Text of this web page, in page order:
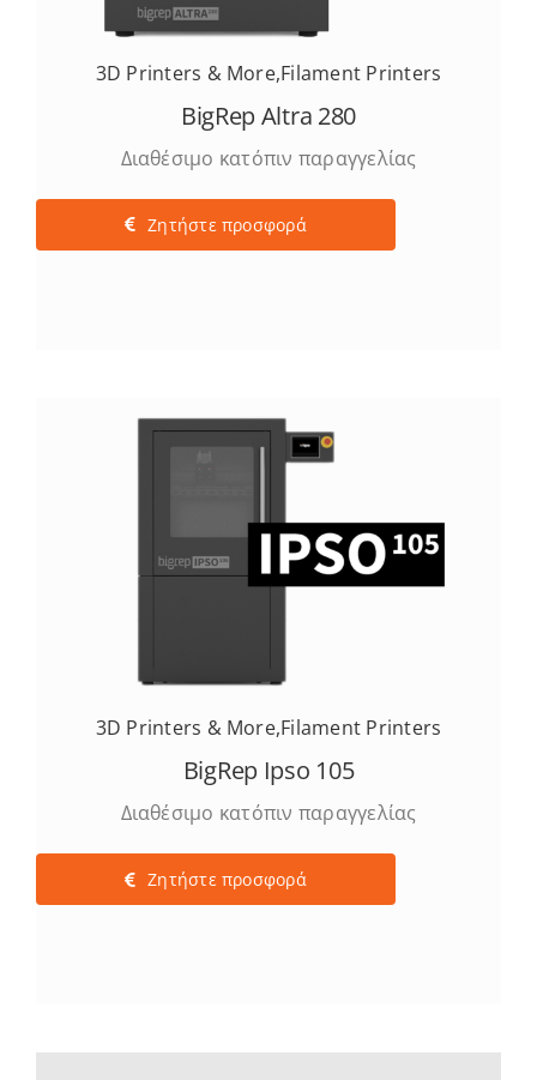
Services
Academy
Software
3D Printers & More,Filament Printers
BigRep Altra 280
Διαθέσιμο κατόπιν παραγγελίας
Ζητήστε προσφορά
3D Printers & More,Filament Printers
BigRep Ipso 105
Διαθέσιμο κατόπιν παραγγελίας
Ζητήστε προσφορά